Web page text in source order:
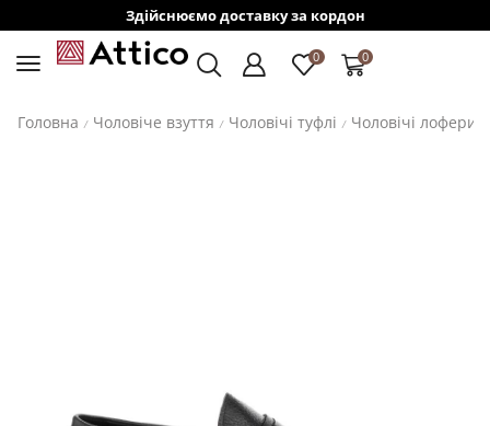
Здійснюємо доставку за кордон
0 0
Головна / Чоловіче взуття / Чоловічі туфлі / Чоловічі лофери